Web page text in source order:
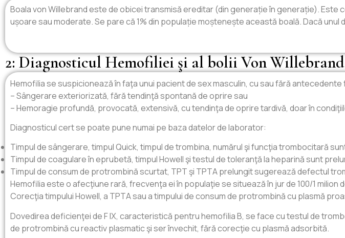
Boala von Willebrand este de obicei transmisă ereditar (din generație în generație).
ușoare sau moderate. Se pare că 1% din populație moștenește această boală. Dacă
2: Diagnosticul Hemofiliei şi al bolii Von Willebrand
Hemofilia se suspicionează în faţa unui pacient de sex masculin, cu sau fără
– Sângerare exteriorizată, fără tendinţă spontană de oprire sau
– Hemoragie profundă, provocată, extensivă, cu tendinţa de oprire tardivă, doar în
Diagnosticul cert se poate pune numai pe baza datelor de laborator:
Timpul de sângerare, timpul Quick, timpul de trombina, numărul şi funcţia trombocitară
Timpul de coagulare în eprubetă, timpul Howell şi testul de toleranţă la heparină sunt
Timpul de consum de protrombină scurtat, TPT şi TPTA prelungit sugerează defectul
Hemofilia este o afecţiune rară, frecvenţa ei în populaţie se situează în jur de 100/1
Corecţia timpului Howell, a TPTA sau a timpului de consum de protrombină cu plasmă
Dovedirea deficienţei de F IX, caracteristică pentru hemofilia B, se face cu testul de
de protrombină cu reactiv plasmatic şi ser învechit, fără corecţie cu plasmă adsorbită.